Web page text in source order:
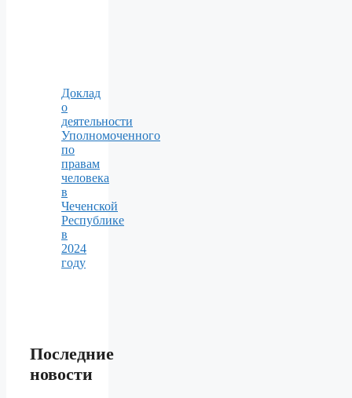
Доклад
о
деятельности
Уполномоченного
по
правам
человека
в
Чеченской
Республике
в
2024
году
Последние
новости